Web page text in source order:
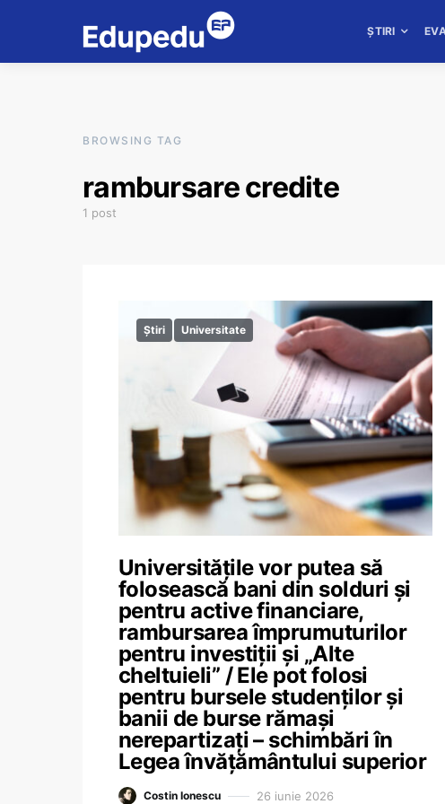
ȘTIRI
BROWSING TAG
rambursare credite
1 post
Știri Universitate
Universitățile vor putea să
folosească bani din solduri și
pentru active financiare,
rambursarea împrumuturilor
pentru investiții și „Alte
cheltuieli” / Ele pot folosi
pentru bursele studenților și
banii de burse rămași
nerepartizați – schimbări în
Legea învățământului superior
Costin Ionescu 26 iunie 2026